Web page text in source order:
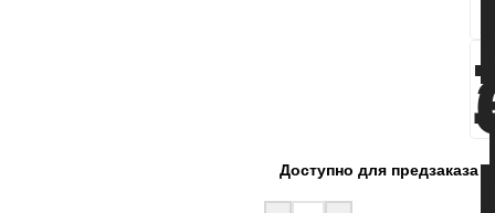
Доступно для предзаказа